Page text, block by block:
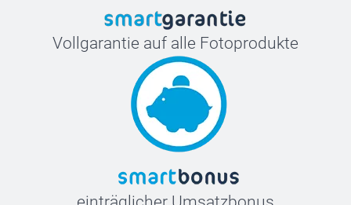
Vollgarantie auf alle Fotoprodukte